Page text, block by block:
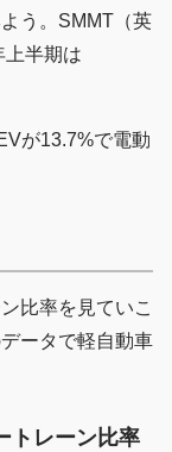
う。SMMT（英
上半期は
が13.7%で電動
比率を見ていこ
ータで軽自動車
トレーン比率